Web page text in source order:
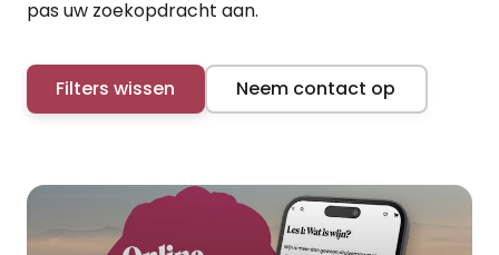
pas uw zoekopdracht aan.
Filters wissen Neem contact op